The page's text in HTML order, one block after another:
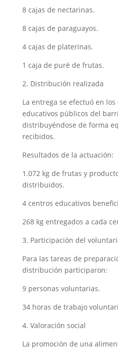
8 cajas de nectarinas.
8 cajas de paraguayos.
4 cajas de platerinas.
1 caja de puré de frutas.
2. Distribución realizada
La entrega se efectuó en
educativos públicos del
distribuyéndose de forma
recibidos.
Resultados de la actuación:
1.072 kg de frutas y
distribuidos.
4 centros educativos
268 kg entregados a cada
3. Participación del
Para las tareas de
distribución participaron:
9 personas voluntarias.
34 horas de trabajo
4. Valoración social
La promoción de una